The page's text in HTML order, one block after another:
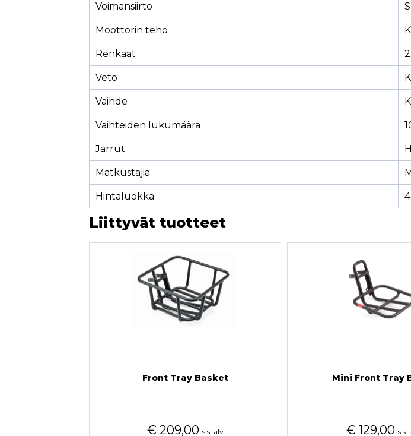
Voimansiirto
Moottorin teho
Renkaat 2
Veto
Vaihde
Vaihteiden lukumäärä
Jarrut
Matkustajia
Hintaluokka
Liittyvät tuotteet
Front Tray Basket
€ 209,00 sis. alv
Mini Front Tray
€ 129,00 sis.